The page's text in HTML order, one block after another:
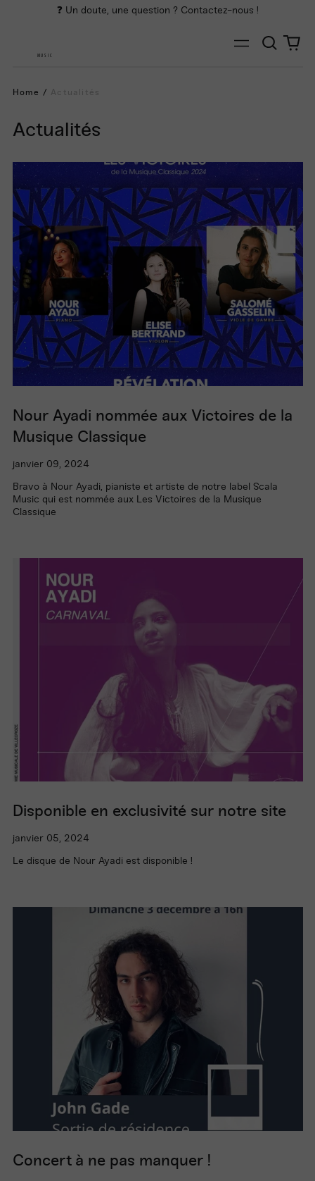
❓ Un doute, une question ? Contactez-nous !
MUSIC
Menu
0
Home / Actualités
Actualités
Nour Ayadi nommée aux Victoires de la
Musique Classique
janvier 09, 2024
Bravo à Nour Ayadi, pianiste et artiste de notre label Scala
Music qui est nommée aux Les Victoires de la Musique
Classique
Disponible en exclusivité sur notre site
janvier 05, 2024
Le disque de Nour Ayadi est disponible !
Concert à ne pas manquer !